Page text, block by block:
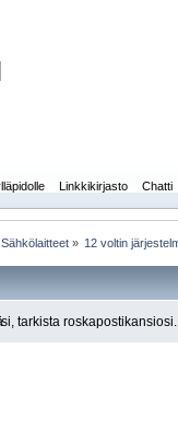
Linkkikirjasto Chatti
Sähkölaitteet » 12 voltin
si, tarkista